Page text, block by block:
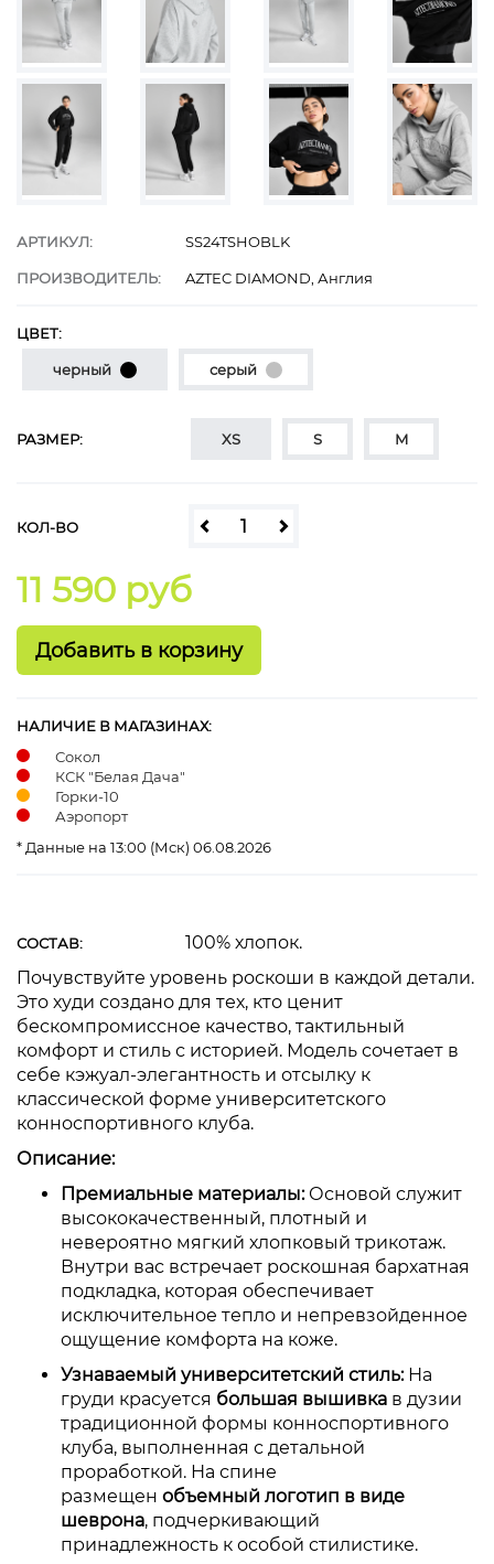
АРТИКУЛ: SS24TSHOBLK
ПРОИЗВОДИТЕЛЬ: AZTEC DIAMOND, Англия
ЦВЕТ:
черный серый
РАЗМЕР: XS S M
КОЛ-ВО
11 590 руб
НАЛИЧИЕ В МАГАЗИНАХ:
Сокол
КСК "Белая Дача"
Горки-10
Аэропорт
* Данные на 13:00 (Мск) 06.08.2026
СОСТАВ:
100% хлопок.
Почувствуйте уровень роскоши в каждой детали.
Это худи создано для тех, кто ценит
бескомпромиссное качество, тактильный
комфорт и стиль с историей. Модель сочетает в
себе кэжуал-элегантность и отсылку к
классической форме университетского
конноспортивного клуба.
Описание:
Премиальные материалы:Основой служит
высококачественный, плотный и
невероятно мягкий хлопковый трикотаж.
Внутри вас встречает роскошная бархатная
подкладка, которая обеспечивает
исключительное тепло и непревзойденное
ощущение комфорта на коже.
Узнаваемый университетский стиль:На
груди красуется большая вышивка в дузии
традиционной формы конноспортивного
клуба, выполненная с детальной
проработкой. На спине
размещен объемный логотип в виде
шеврона, подчеркивающий
принадлежность к особой стилистике.